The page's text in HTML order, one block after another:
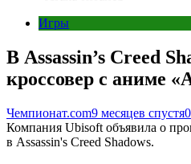
Игры
В Assassin’s Creed
кроссовер с аниме
Чемпионат.com9 месяцев спустя0
Компания Ubisoft объявила о
в Assassin's Creed Shadows.